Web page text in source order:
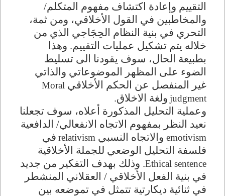
التقييم وإعادة اكتشاف مفهوم المتكلم/
والمخاطبين في القول الأخلاقي، ومن ثمة،
التحري في بنية النظام الحِجَاجي الذي من
خلاله يتم تشكيل عمليات التقييم. وهذا
بطبيعة الحال، سوف يقودنا الى تسليط
الضوء على المظهر الموضوعاتي والذاتي
غير المنفصل عن الحكم الأخلاقي Moral
judgment ولغة الاخلاق.
وعملية التحليل المذكورة أعلاه، سوف تجعلنا
نعيد النظر بمفهوم الاتجاه الانفعالي/ الدافعية
emotivism والاتجاه النسبي relativism في
فلسفة التحليل الوضعي للجملة الأخلاقية
Ethical sentence. وذلك بهدف التفكير من جديد
في بنية الفعل الأخلاقي / العقلاني المنشطر
في ثنائية ديكارتية تتمثل في تموضعه بين